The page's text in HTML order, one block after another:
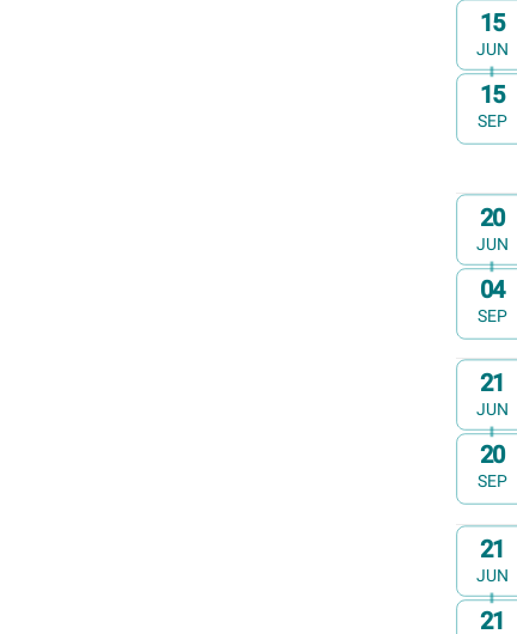
Op 15
JUN
t/m
15
SEP
Op20
JUN
t/m
04
SEP
Op21
JUN
t/m
20
SEP
Op21
JUN
t/m
21